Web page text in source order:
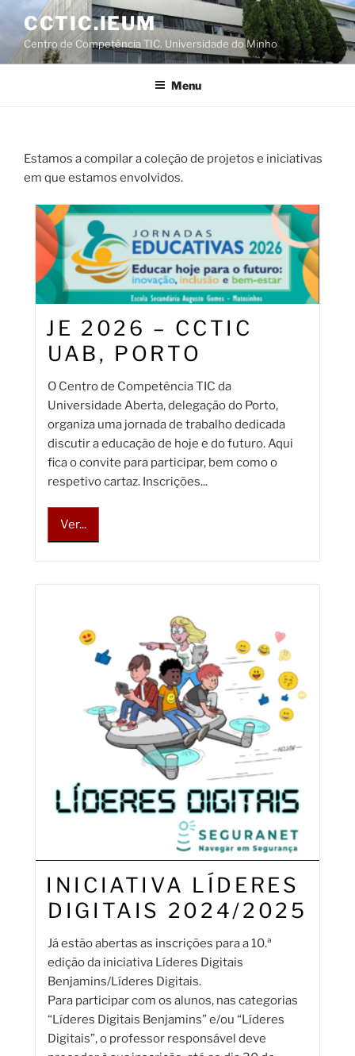
Saltar
conteúdo
CCTIC.IEUM
Centro de Competência TIC. Universidade do Minho
Menu
Estamos a compilar a coleção de projetos e iniciativas
em que estamos envolvidos.
JE 2026 – CCTIC
UAB, PORTO
O Centro de Competência TIC da
Universidade Aberta, delegação do Porto,
organiza uma jornada de trabalho dedicada
discutir a educação de hoje e do futuro. Aqui
fica o convite para participar, bem como o
respetivo cartaz. Inscrições...
Ver...
INICIATIVA LÍDERES
DIGITAIS 2024/2025
Já estão abertas as inscrições para a 10.ª
edição da iniciativa Líderes Digitais
Benjamins/Líderes Digitais.
Para participar com os alunos, nas categorias
“Líderes Digitais Benjamins” e/ou “Líderes
Digitais”, o professor responsável deve